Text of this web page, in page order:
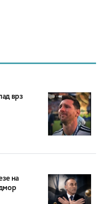
врз
на